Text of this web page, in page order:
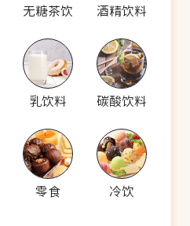
无糖茶饮 酒精饮料
乳饮料 碳酸饮料
零食 冷饮